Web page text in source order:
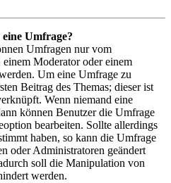
Umfrage?
Umfragen nur vom
Moderator oder einem
Um eine Umfrage zu
Beitrag des Themas; dieser ist
Wenn niemand eine
können Benutzer die Umfrage
bearbeiten. Sollte allerdings
haben, so kann die Umfrage
oder Administratoren geändert
soll die Manipulation von
werden.